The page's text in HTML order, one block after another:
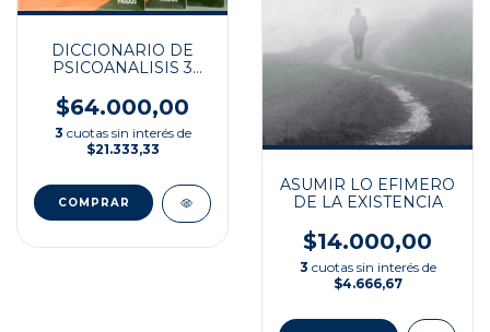
DICCIONARIO DE
PSICOANALISIS 3
$64.000,00
3 cuotas sin interés de
$21.333,33
ASUMIR LO EFIMERO
DE LA EXISTENCIA
$14.000,00
3 cuotas sin interés de
$4.666,67